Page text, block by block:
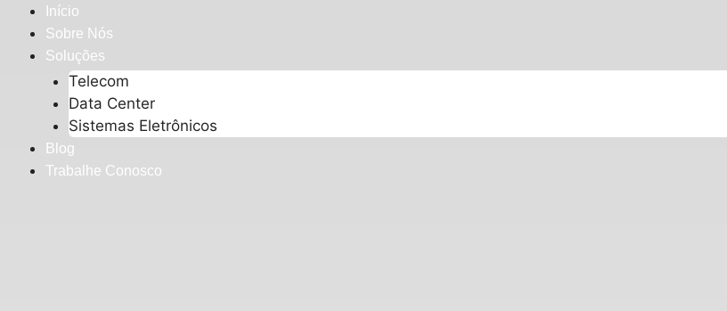
Pular
para
conteúdo
Início
Sobre Nós
Soluções
Telecom
Data Center
Sistemas Eletrônicos
Blog
Trabalhe Conosco